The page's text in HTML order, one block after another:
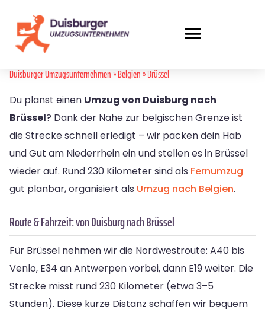
Duisburger Umzugsunternehmen»Belgien» Brüssel
Du planst einen Umzug von Duisburg nach
Brüssel? Dank der Nähe zur belgischen Grenze ist
die Strecke schnell erledigt – wir packen dein Hab
und Gut am Niederrhein ein und stellen es in Brüssel
wieder auf. Rund 230 Kilometer sind als Fernumzug
gut planbar, organisiert als Umzug nach Belgien.
Route & Fahrzeit: von Duisburg nach Brüssel
Für Brüssel nehmen wir die Nordwestroute: A40 bis
Venlo, E34 an Antwerpen vorbei, dann E19 weiter. Die
Strecke misst rund 230 Kilometer (etwa 3–5
Stunden). Diese kurze Distanz schaffen wir bequem